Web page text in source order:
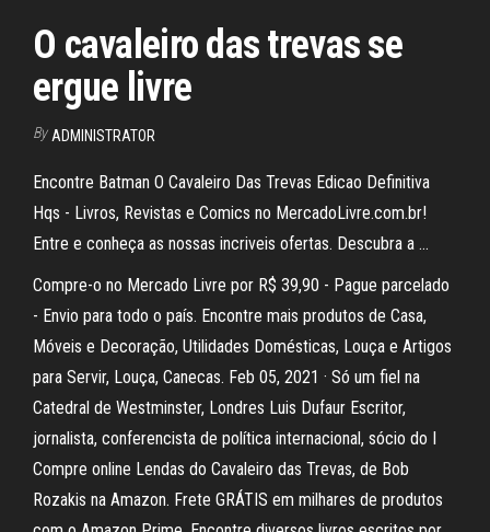
O cavaleiro das trevas se
ergue livre
By ADMINISTRATOR
Encontre Batman O Cavaleiro Das Trevas Edicao Definitiva
Hqs - Livros, Revistas e Comics no MercadoLivre.com.br!
Entre e conheça as nossas incriveis ofertas. Descubra a …
Compre-o no Mercado Livre por R$ 39,90 - Pague parcelado
- Envio para todo o país. Encontre mais produtos de Casa,
Móveis e Decoração, Utilidades Domésticas, Louça e Artigos
para Servir, Louça, Canecas. Feb 05, 2021 · Só um fiel na
Catedral de Westminster, Londres Luis Dufaur Escritor,
jornalista, conferencista de política internacional, sócio do I
Compre online Lendas do Cavaleiro das Trevas, de Bob
Rozakis na Amazon. Frete GRÁTIS em milhares de produtos